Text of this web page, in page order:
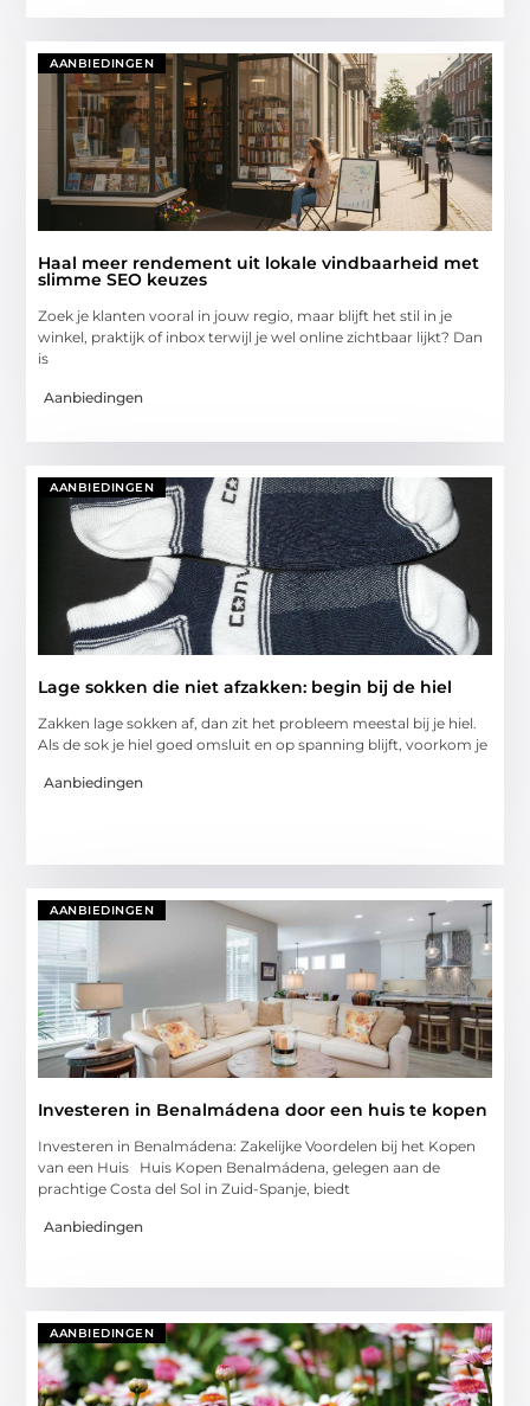
AANBIEDINGEN
Haal meer rendement uit lokale vindbaarheid met
slimme SEO keuzes
Zoek je klanten vooral in jouw regio, maar blijft het stil in je
winkel, praktijk of inbox terwijl je wel online zichtbaar lijkt? Dan
is
Aanbiedingen
AANBIEDINGEN
Lage sokken die niet afzakken: begin bij de hiel
Zakken lage sokken af, dan zit het probleem meestal bij je hiel.
Als de sok je hiel goed omsluit en op spanning blijft, voorkom je
Aanbiedingen
AANBIEDINGEN
Investeren in Benalmádena door een huis te kopen
Investeren in Benalmádena: Zakelijke Voordelen bij het Kopen
van een Huis Huis Kopen Benalmádena, gelegen aan de
prachtige Costa del Sol in Zuid-Spanje, biedt
Aanbiedingen
AANBIEDINGEN